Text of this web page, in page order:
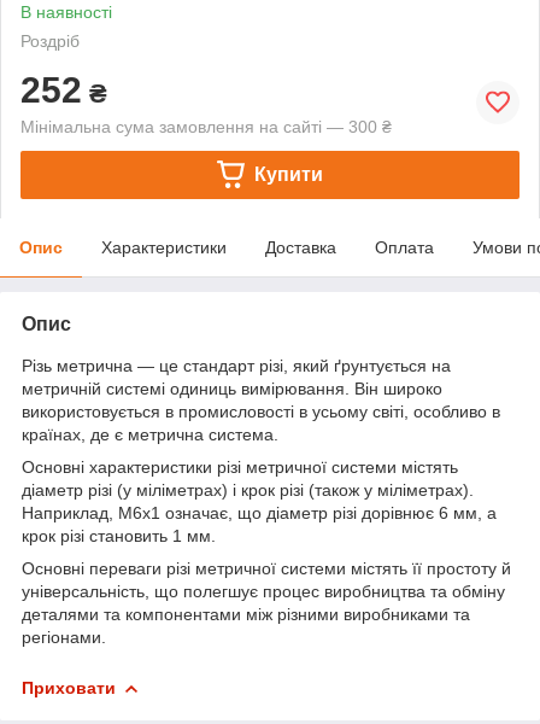
В наявності
Роздріб
252 ₴
Мінімальна сума замовлення на сайті — 300 ₴
Купити
Опис Характеристики Доставка Оплата Умови
Опис
Різь метрична — це стандарт різі, який ґрунтується на
метричній системі одиниць вимірювання. Він широко
використовується в промисловості в усьому світі, особливо в
країнах, де є метрична система.
Основні характеристики різі метричної системи містять
діаметр різі (у міліметрах) і крок різі (також у міліметрах).
Наприклад, M6x1 означає, що діаметр різі дорівнює 6 мм, а
крок різі становить 1 мм.
Основні переваги різі метричної системи містять її простоту й
універсальність, що полегшує процес виробництва та обміну
деталями та компонентами між різними виробниками та
регіонами.
Приховати